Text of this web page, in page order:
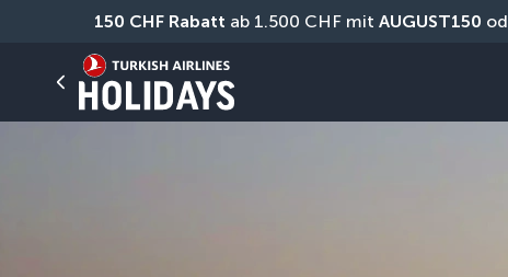
150 CHF Rabatt ab 1.500 CHF mit AUGUST150